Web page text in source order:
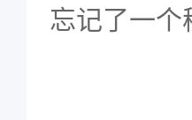
忘记了一